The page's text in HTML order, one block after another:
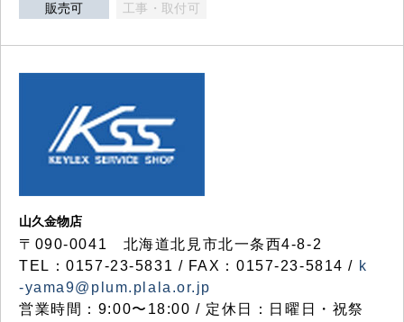
販売可 工事・取付可
山久金物店
〒090-0041 北海道北見市北一条西4-8-2
TEL：0157-23-5831 / FAX：0157-23-5814 / k
-yama9@plum.plala.or.jp
営業時間：9:00〜18:00 / 定休日：日曜日・祝祭